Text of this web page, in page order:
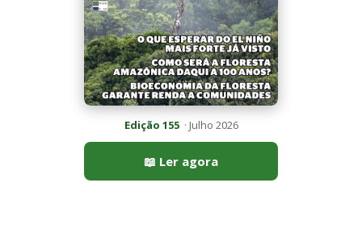
Edição 155· Julho 2026
📖 Ler agora